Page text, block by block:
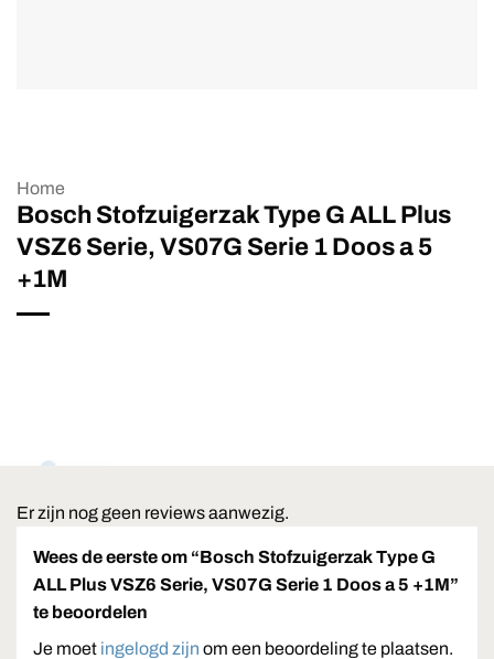
Home
Bosch Stofzuigerzak Type G ALL Plus
VSZ6 Serie, VS07G Serie 1 Doos a 5
+1M
Er zijn nog geen reviews aanwezig.
Wees de eerste om “Bosch Stofzuigerzak Type G
ALL Plus VSZ6 Serie, VS07G Serie 1 Doos a 5 +1M”
te beoordelen
Je moet ingelogd zijn om een beoordeling te plaatsen.